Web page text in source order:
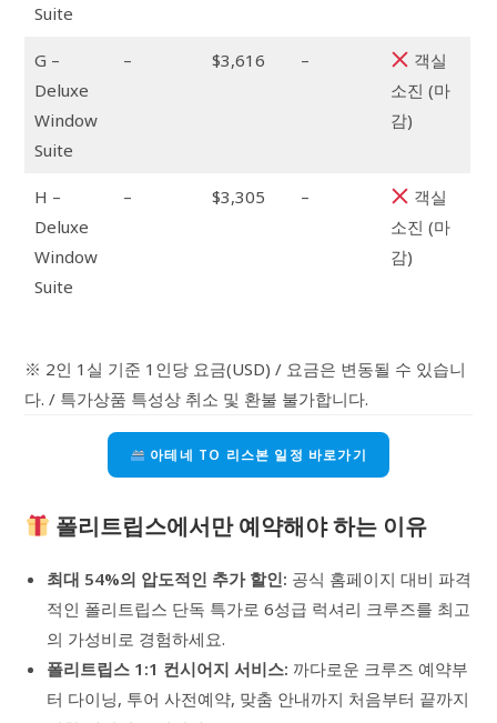
Suite
G –
Deluxe
Window
Suite
– $3,616 –
객실
소진 (마
감)
H –
Deluxe
Window
Suite
– $3,305 –
객실
소진 (마
감)
※ 2인 1실 기준 1인당 요금(USD) / 요금은 변동될 수 있습니
다. / 특가상품 특성상 취소 및 환불 불가합니다.
아테네 TO 리스본 일정 바로가기
폴리트립스에서만 예약해야 하는 이유
최대 54%의 압도적인 추가 할인: 공식 홈페이지 대비 파격
적인 폴리트립스 단독 특가로 6성급 럭셔리 크루즈를 최고
의 가성비로 경험하세요.
폴리트립스 1:1 컨시어지 서비스: 까다로운 크루즈 예약부
터 다이닝, 투어 사전예약, 맞춤 안내까지 처음부터 끝까지